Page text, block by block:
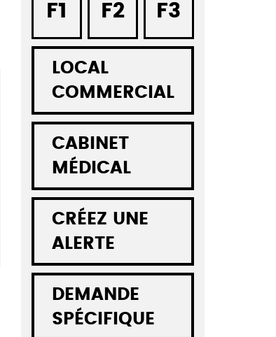
F1 F2 F3
LOCAL
COMMERCIAL
CABINET
MÉDICAL
CRÉEZ UNE
ALERTE
DEMANDE
SPÉCIFIQUE